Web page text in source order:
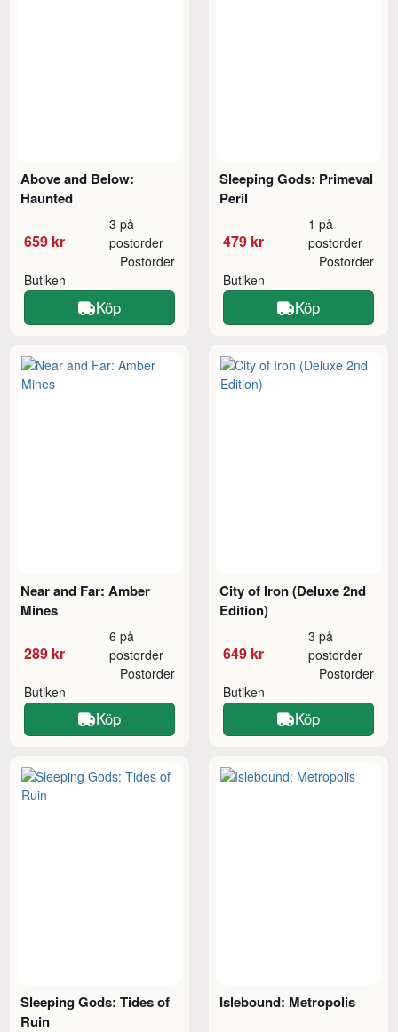
Above and Below:
Haunted
659 kr
3 på
postorder
Butiken
Postorder
Köp
Sleeping Gods: Primeval
Peril
479 kr
1 på
postorder
Butiken
Postorder
Köp
Near and Far: Amber
Mines
289 kr
6 på
postorder
Butiken
Postorder
Köp
City of Iron (Deluxe 2nd
Edition)
649 kr
3 på
postorder
Butiken
Postorder
Köp
Sleeping Gods: Tides of
Ruin
Islebound: Metropolis